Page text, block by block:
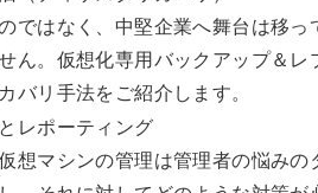
ではなく、中堅企業へ舞台は移
ん。仮想化専用バックアップ＆
バリ手法をご紹介します。
レポーティング
想マシンの管理は管理者の悩み